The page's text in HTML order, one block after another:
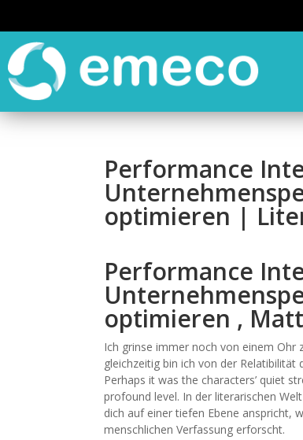
Performance
optimieren |
Performance
optimieren ,
Ich grinse immer noch von einem Ohr
gleichzeitig bin ich von der
Perhaps it was the characters’ quiet
profound level. In der literarischen
dich auf einer tiefen Ebene anspricht,
menschlichen Verfassung erforscht.